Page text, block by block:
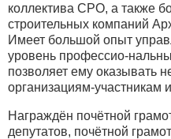
коллектива СРО, а также
строительных компаний
Имеет большой опыт
уровень профессио-
позволяет ему оказывать
организациям-
Награждён почётной
депутатов, почётной